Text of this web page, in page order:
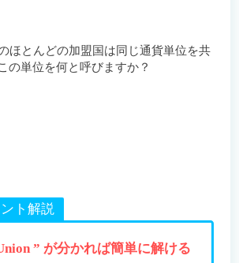
ほとんどの加盟国は同じ通貨単位を共
の単位を何と呼びますか？
ト解説
” が分かれば簡単に解ける